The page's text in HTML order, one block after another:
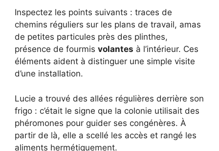
Inspectez les points suivants : traces de
chemins réguliers sur les plans de travail, amas
de petites particules près des plinthes,
présence de fourmis volantes à l’intérieur. Ces
éléments aident à distinguer une simple visite
d’une installation.
Lucie a trouvé des allées régulières derrière son
frigo : c’était le signe que la colonie utilisait des
phéromones pour guider ses congénères. À
partir de là, elle a scellé les accès et rangé les
aliments hermétiquement.